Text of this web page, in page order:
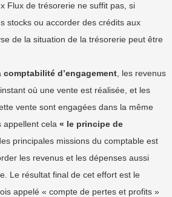
Flux de trésorerie ne suffit pas, si
stocks ou accorder des crédits aux
de la situation de la trésorerie peut être
comptabilité d’engagement , les revenus
où une vente est réalisée, et les
vente sont engagées dans la même
appellent cela « le principe de
des principales missions du comptable est
les revenus et les dépenses aussi
Le résultat final de cet effort est le
appelé « compte de pertes et profits »